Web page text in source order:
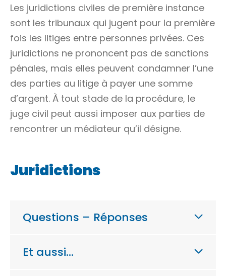
Les juridictions civiles de première instance
sont les tribunaux qui jugent pour la première
fois les litiges entre personnes privées. Ces
juridictions ne prononcent pas de sanctions
pénales, mais elles peuvent condamner l’une
des parties au litige à payer une somme
d’argent. À tout stade de la procédure, le
juge civil peut aussi imposer aux parties de
rencontrer un médiateur qu’il désigne.
Juridictions
Questions – Réponses
Et aussi…